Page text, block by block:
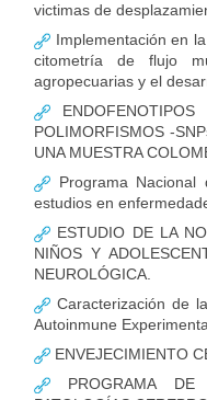
victimas de
Implementación en
citometría de flujo
agropecuarias y el
POLIMORFISMOS -
UNA MUESTRA
Programa Nacional
estudios en
ESTUDIO DE LA
NIÑOS Y
NEUROLÓGICA.
Caracterización de
Autoinmune
ENVEJECIMIENTO
PROGRAMA DE